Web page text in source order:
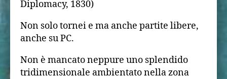
Diplomacy, 1830)
Non solo tornei e ma anche partite libere,
anche su PC.
Non è mancato neppure uno splendido
tridimensionale ambientato nella zona